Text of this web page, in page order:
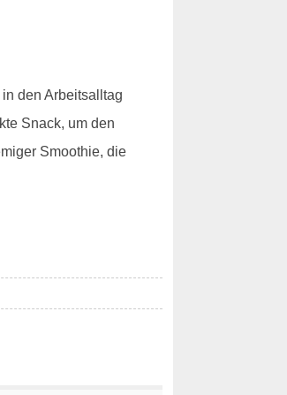
den Arbeitsalltag
Snack, um den
Smoothie, die